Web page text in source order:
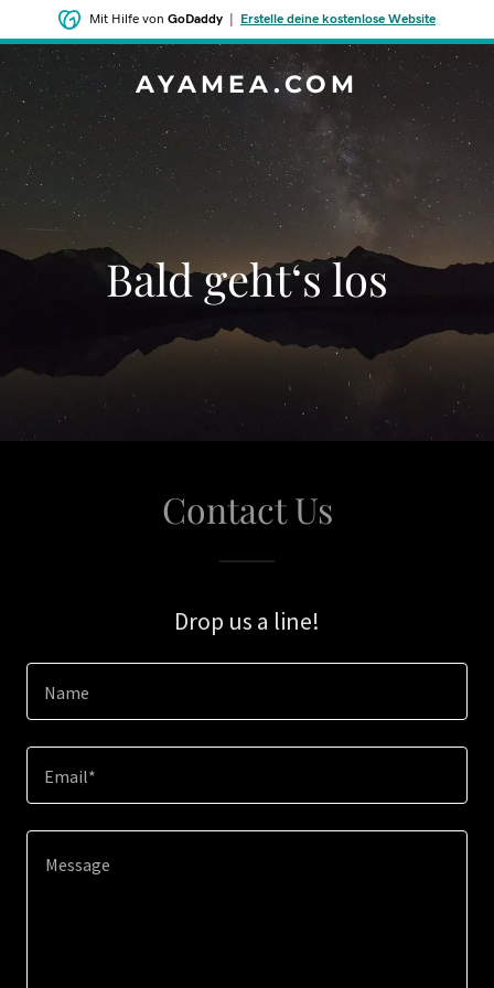
Mit Hilfe von GoDaddy Erstelle deine kostenlose Website
AYAMEA.COM
Bald geht‘s los
Contact Us
Drop us a line!
Name
Email*